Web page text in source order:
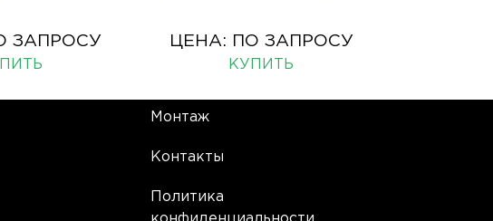
ЗАПРОСУ ЦЕНА: ПО ЗАПРОСУ
КУПИТЬ
Монтаж
Контакты
Политика